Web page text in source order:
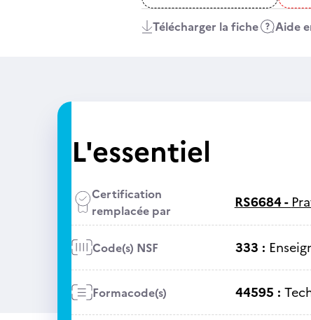
Télécharger la fiche Aide
L'essentiel
Certification
remplacée par
RS6684 -
Code(s) NSF 333 :
Formacode(s) 44595 :